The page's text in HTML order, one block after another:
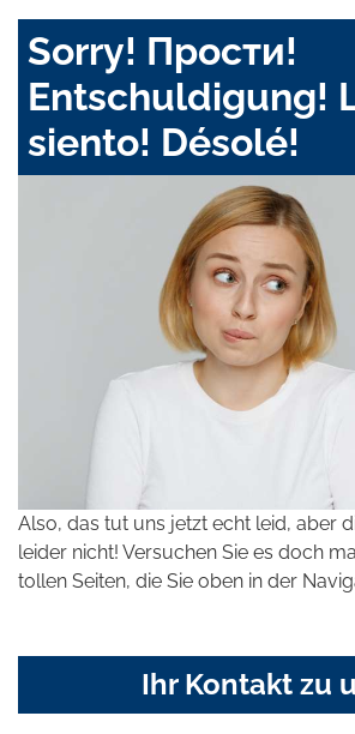
Sorry! Прости!
Entschuldigung!
siento! Désolé!
Also, das tut uns jetzt echt leid, aber
leider nicht! Versuchen Sie es doch
tollen Seiten, die Sie oben in der
Ihr Kontakt zu